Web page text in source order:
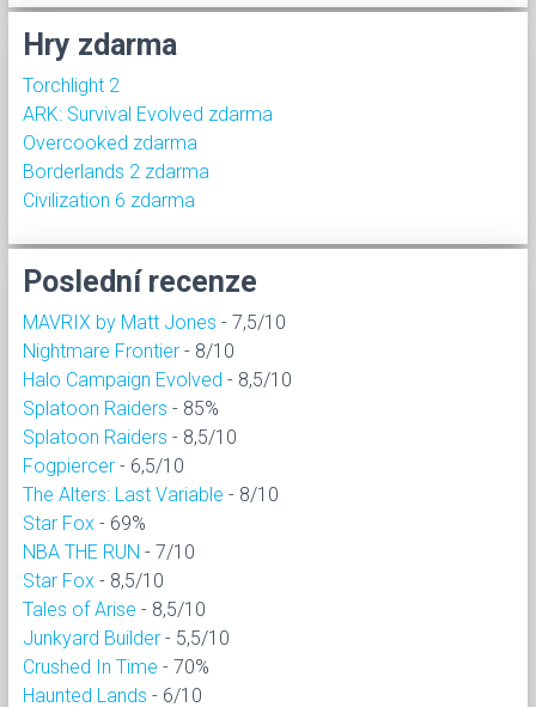
Hry zdarma
Torchlight 2
ARK: Survival Evolved zdarma
Overcooked zdarma
Borderlands 2 zdarma
Civilization 6 zdarma
Poslední recenze
MAVRIX by Matt Jones - 7,5/10
Nightmare Frontier - 8/10
Halo Campaign Evolved - 8,5/10
Splatoon Raiders - 85%
Splatoon Raiders - 8,5/10
Fogpiercer - 6,5/10
The Alters: Last Variable - 8/10
Star Fox - 69%
NBA THE RUN - 7/10
Star Fox - 8,5/10
Tales of Arise - 8,5/10
Junkyard Builder - 5,5/10
Crushed In Time - 70%
Haunted Lands - 6/10